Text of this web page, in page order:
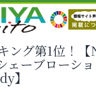
ング第1位！
ェーブローシ
】